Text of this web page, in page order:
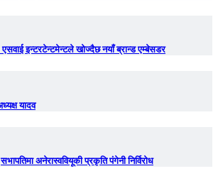
इन्टरटेन्टमेन्टले खोज्दैछ नयाँ ब्रान्ड एम्बेसडर
यादव
अनेरास्ववियूकी प्रकृति पंगेनी निर्विरोध